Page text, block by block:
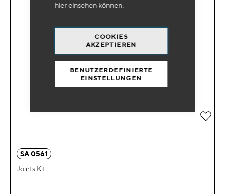
hiereinsehen können.
COOKIES
AKZEPTIEREN
BENUTZERDEFINIERTE
EINSTELLUNGEN
SA 0561
Joints Kit
Zur